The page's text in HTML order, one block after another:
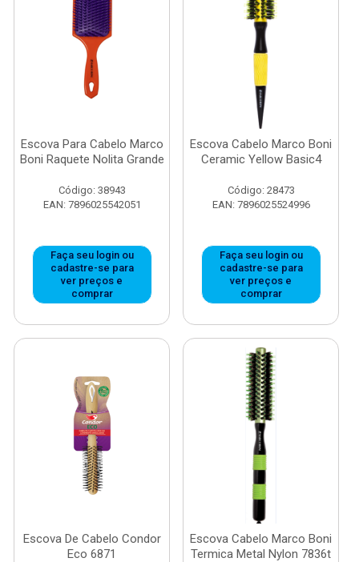
Escova Para Cabelo Marco
Boni Raquete Nolita Grande
Código: 38943
EAN: 7896025542051
Faça seu login ou
cadastre-se para
ver preços e
comprar
Escova Cabelo Marco Boni
Ceramic Yellow Basic4
Código: 28473
EAN: 7896025524996
Faça seu login ou
cadastre-se para
ver preços e
comprar
Escova De Cabelo Condor
Eco 6871
Escova Cabelo Marco Boni
Termica Metal Nylon 7836t